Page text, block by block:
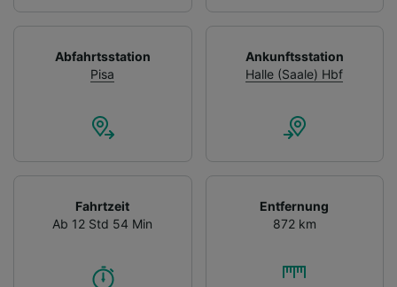
Abfahrtsstation
Pisa
Ankunftsstation
Halle (Saale) Hbf
Fahrtzeit
Ab 12 Std 54 Min
Entfernung
872 km